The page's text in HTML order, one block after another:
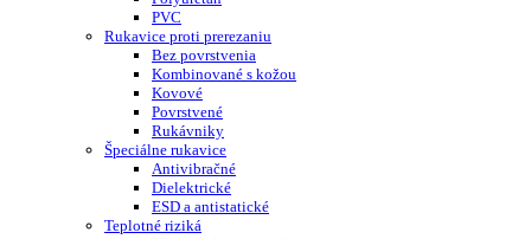
PVC
Rukavice proti prerezaniu
Bez povrstvenia
Kombinované s kožou
Kovové
Povrstvené
Rukávniky
Špeciálne rukavice
Antivibračné
Dielektrické
ESD a antistatické
Teplotné riziká